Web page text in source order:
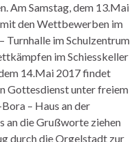
Am Samstag, dem 13.Mai
den Wettbewerben im
Turnhalle im Schulzentrum
im Schiesskeller
14.Mai 2017 findet
Gottesdienst unter freiem
– Haus an der
an die Grußworte ziehen
durch die Orgelstadt zur